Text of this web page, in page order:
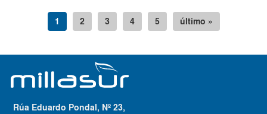
1 2 3 4 5 último »
Rúa Eduardo Pondal, Nº 23,